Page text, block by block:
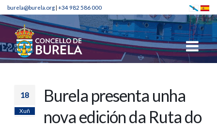
burela@burela.org| +34 982 586 000
18
Xuñ
Burela presenta unha
nova edición da Ruta do